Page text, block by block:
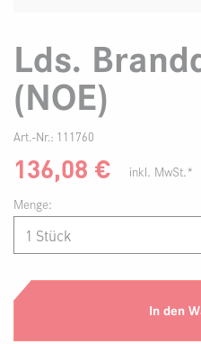
Lds.
(NOE)
Art.-Nr.: 111760
136,08 €
inkl. MwSt.*
Menge:
In den